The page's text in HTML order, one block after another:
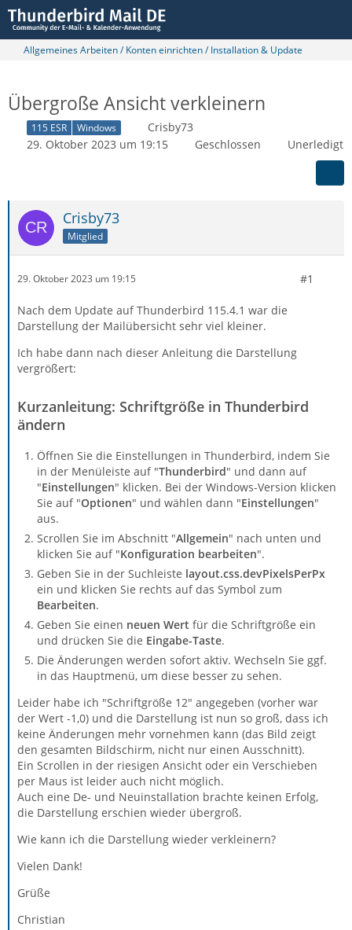
Allgemeines Arbeiten / Konten einrichten / Installation & Update
Übergroße Ansicht verkleinern
115 ESR Windows
Crisby73
29. Oktober 2023 um 19:15
Geschlossen Unerledigt
Crisby73
Mitglied
29. Oktober 2023 um 19:15 #1
Nach dem Update auf Thunderbird 115.4.1 war die
Darstellung der Mailübersicht sehr viel kleiner.
Ich habe dann nach dieser Anleitung die Darstellung
vergrößert:
Kurzanleitung: Schriftgröße in Thunderbird
ändern
Öffnen Sie die Einstellungen in Thunderbird, indem Sie
in der Menüleiste auf "Thunderbird" und dann auf
"Einstellungen" klicken. Bei der Windows-Version klicken
Sie auf "Optionen" und wählen dann "Einstellungen"
aus.
Scrollen Sie im Abschnitt "Allgemein" nach unten und
klicken Sie auf "Konfiguration bearbeiten".
Geben Sie in der Suchleiste layout.css.devPixelsPerPx
ein und klicken Sie rechts auf das Symbol zum
Bearbeiten.
Geben Sie einen neuen Wert für die Schriftgröße ein
und drücken Sie die Eingabe-Taste.
Die Änderungen werden sofort aktiv. Wechseln Sie ggf.
in das Hauptmenü, um diese besser zu sehen.
Leider habe ich "Schriftgröße 12" angegeben (vorher war
der Wert -1,0) und die Darstellung ist nun so groß, dass ich
keine Änderungen mehr vornehmen kann (das Bild zeigt
den gesamten Bildschirm, nicht nur einen Ausschnitt).
Ein Scrollen in der riesigen Ansicht oder ein Verschieben
per Maus ist leider auch nicht möglich.
Auch eine De- und Neuinstallation brachte keinen Erfolg,
die Darstellung erschien wieder übergroß.
Wie kann ich die Darstellung wieder verkleinern?
Vielen Dank!
Grüße
Christian